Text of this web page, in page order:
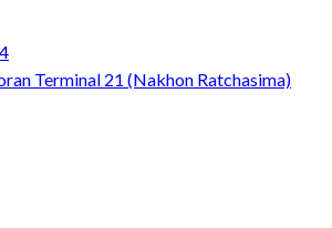
Terminal 21 (Nakhon Ratchasima)